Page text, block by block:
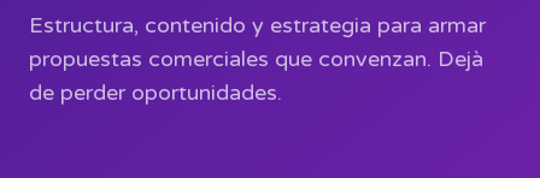
Estructura, contenido y estrategia para armar
propuestas comerciales que convenzan. Dejà
de perder oportunidades.